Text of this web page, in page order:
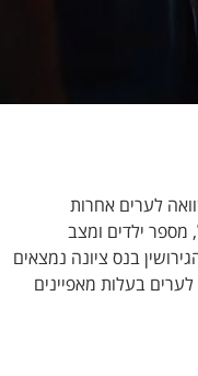
לערים אחרות
ילדים ומצב
בנס ציונה נמצאים
בעלות מאפיינים